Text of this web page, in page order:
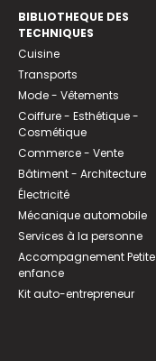
BIBLIOTHEQUE DES
TECHNIQUES
Cuisine
Transports
Mode - Vêtements
Coiffure - Esthétique -
Cosmétique
Commerce - Vente
Bâtiment - Architecture
Électricité
Mécanique automobile
Services à la personne
Accompagnement Petite
enfance
Kit auto-entrepreneur